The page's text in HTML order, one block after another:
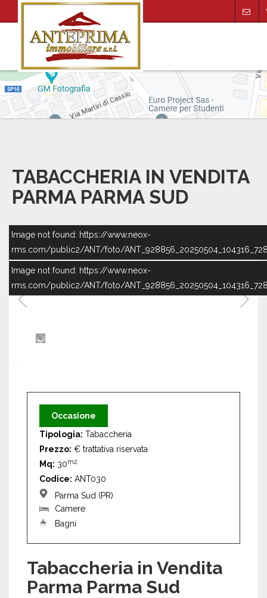
TABACCHERIA IN VENDITA
PARMA PARMA SUD
Image not found: https://www.neox-
rms.com/public2/ANT/foto/
Image not found: https://www.neox-
rms.com/public2/ANT/foto/
Occasione
Tipologia: Tabaccheria
Prezzo: € trattativa riservata
Mq: 30m2
Codice: ANT030
Parma Sud (PR)
Camere
Bagni
Tabaccheria in Vendita
Parma Parma Sud